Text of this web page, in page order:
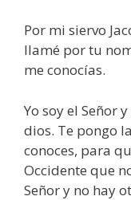
Por mi siervo
llamé por tu
me conocías.
Yo soy el Señor
dios. Te pongo
conoces, para
Occidente que
Señor y no hay